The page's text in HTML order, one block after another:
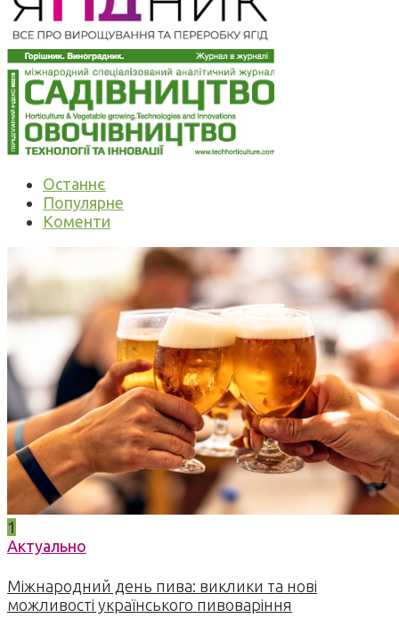
Останнє
Популярне
Коменти
1
Актуально
Міжнародний день пива: виклики та нові
можливості українського пивоваріння